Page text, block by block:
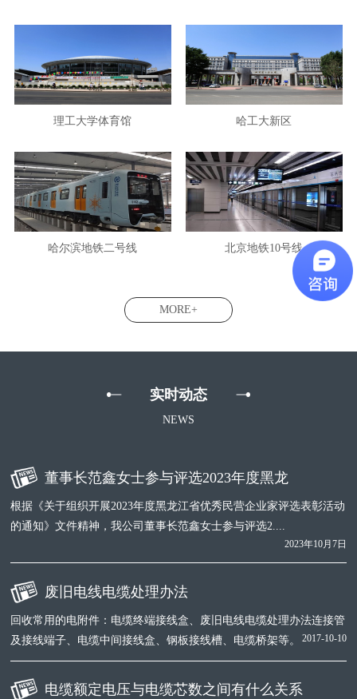
理工大学体育馆 哈工大新区
哈尔滨地铁二号线 北京地铁10号线
MORE+
实时动态
NEWS
董事长范鑫女士参与评选2023年度黑龙
根据《关于组织开展2023年度黑龙江省优秀民营企业家评选表彰活动
的通知》文件精神，我公司董事长范鑫女士参与评选2....
2023年10月7日
废旧电线电缆处理办法
回收常用的电附件：电缆终端接线盒、废旧电线电缆处理办法连接管
及接线端子、电缆中间接线盒、钢板接线槽、电缆桥架等。
2017-10-10
电缆额定电压与电缆芯数之间有什么关系